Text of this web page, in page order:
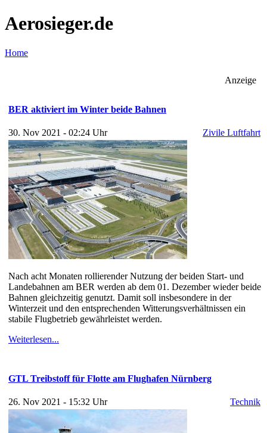
Aerosieger.de
Home
Anzeige
BER aktiviert im Winter beide Bahnen
30. Nov 2021 - 02:24 Uhr Zivile Luftfahrt
Nach acht Monaten rollierender Nutzung der beiden Start- und
Landebahnen am BER werden ab dem 01. Dezember wieder beide
Bahnen gleichzeitig genutzt. Damit soll insbesondere in der
Winterzeit und den entsprechenden Witterungsverhältnissen ein
stabile Flugbetrieb gewährleistet werden.
Weiterlesen...
GTL Treibstoff für Flotte am Flughafen Nürnberg
26. Nov 2021 - 15:32 Uhr Technik